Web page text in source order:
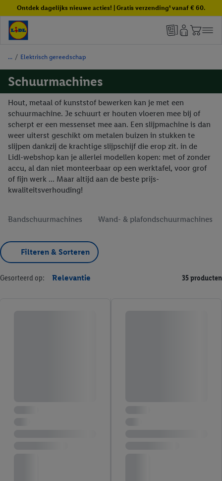
Ontdek dagelijks nieuwe acties! | Gratis verzending¹ vanaf € 60.
/ Elektrisch gereedschap
Schuurmachines
Hout, metaal of kunststof bewerken kan je met een
schuurmachine. Je schuurt er houten vloeren mee bij of
scherpt er een messenset mee aan. Een slijpmachine is dan
weer uiterst geschikt om metalen buizen in stukken te
slijpen dankzij de krachtige slijpschijf die erop zit. in de
Lidl-webshop kan je allerlei modellen kopen: met of zonder
accu, al dan niet monteerbaar op een werktafel, voor grof
of fijn werk ... Maar altijd aan de beste prijs-
kwaliteitsverhouding!
Bandschuurmachines Wand- & plafondschuurmachines
Filteren & Sorteren
Gesorteerd op: Relevantie 35 producten